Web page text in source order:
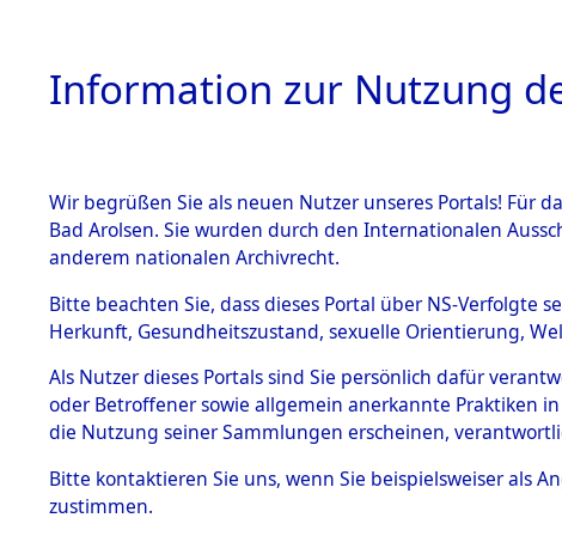
HOME
BESTÄNDE
Inhaftierungsdoku
mente
5. Verschiedenes
Todesmärsche
5.3.1 Alliierte
(84600392)
Information zur Nutzung
Wir begrüßen Sie als neuen Nutzer unseres Portals! Für
Bad Arolsen. Sie wurden durch den Internationalen
anderem nationalen Archivrecht.
Bitte beachten Sie, dass dieses Portal über NS-
Herkunft, Gesundheitszustand, sexuelle Orientierung,
Als Nutzer dieses Portals sind Sie persönlich dafür
oder Betroffener sowie allgemein anerkannte Praktiken
die Nutzung seiner Sammlungen erscheinen,
Bitte kontaktieren Sie uns, wenn Sie beispielsweiser als
zustimmen.